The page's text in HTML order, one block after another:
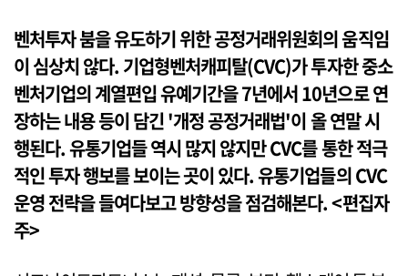
벤처투자 붐을 유도하기 위한 공정거래위원회의 움직임
이 심상치 않다. 기업형벤처캐피탈(CVC)가 투자한 중소
벤처기업의 계열편입 유예기간을 7년에서 10년으로 연
장하는 내용 등이 담긴 '개정 공정거래법'이 올 연말 시
행된다. 유통기업들 역시 많지 않지만 CVC를 통한 적극
적인 투자 행보를 보이는 곳이 있다. 유통기업들의 CVC
운영 전략을 들여다보고 방향성을 점검해본다. <편집자
주>